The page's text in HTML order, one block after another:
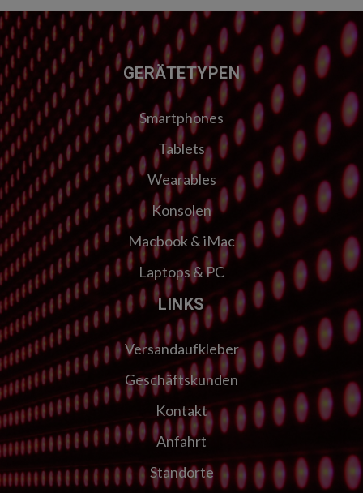
FUSSZEILE GERÄTETYPEN
Smartphones
Tablets
Wearables
Konsolen
Macbook & iMac
Laptops & PC
LINKS
Versandaufkleber
Geschäftskunden
Kontakt
Anfahrt
Standorte